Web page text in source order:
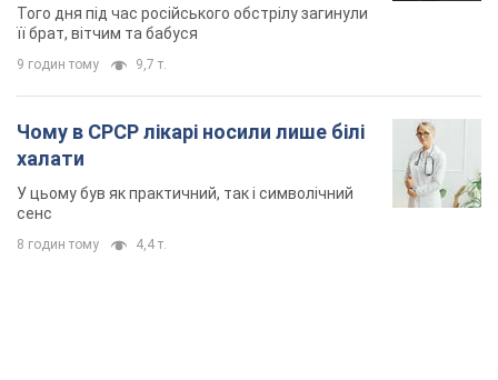
Того дня під час російського обстрілу загинули
її брат, вітчим та бабуся
9 годин тому 9,7 т.
Чому в СРСР лікарі носили лише білі
халати
У цьому був як практичний, так і символічний
сенс
8 годин тому 4,4 т.